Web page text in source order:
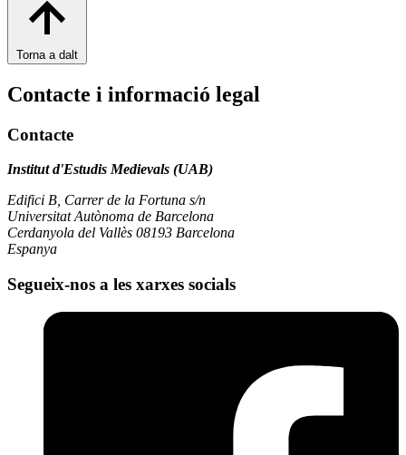
Torna a dalt
Contacte i informació legal
Contacte
Institut d'Estudis Medievals (UAB)
Edifici B, Carrer de la Fortuna s/n
Universitat Autònoma de Barcelona
Cerdanyola del Vallès 08193 Barcelona
Espanya
Segueix-nos a les xarxes socials